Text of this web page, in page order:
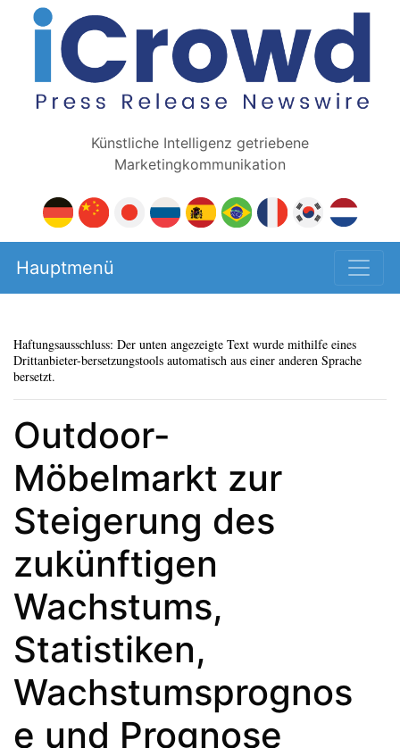
Künstliche Intelligenz getriebene
Marketingkommunikation
Hauptmenü
Haftungsausschluss: Der unten angezeigte Text wurde mithilfe eines
Drittanbieter-bersetzungstools automatisch aus einer anderen Sprache
bersetzt.
Outdoor-
Möbelmarkt zur
Steigerung des
zukünftigen
Wachstums,
Statistiken,
Wachstumsprognos
e und Prognose